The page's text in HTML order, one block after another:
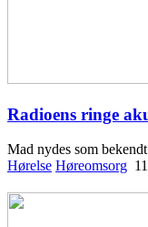
Radioens ringe
Mad nydes som
Hørelse Høreomsorg